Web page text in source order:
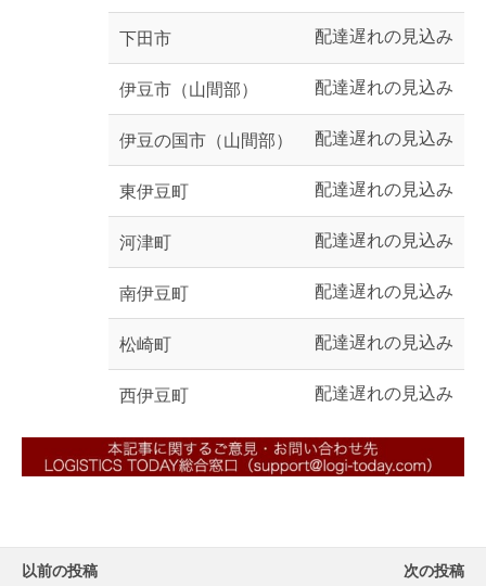
下田市 配達遅れの見込み
伊豆市（山間部） 配達遅れの見込み
伊豆の国市（山間部） 配達遅れの見込み
東伊豆町 配達遅れの見込み
河津町 配達遅れの見込み
南伊豆町 配達遅れの見込み
松崎町 配達遅れの見込み
西伊豆町 配達遅れの見込み
以前の投稿 次の投稿